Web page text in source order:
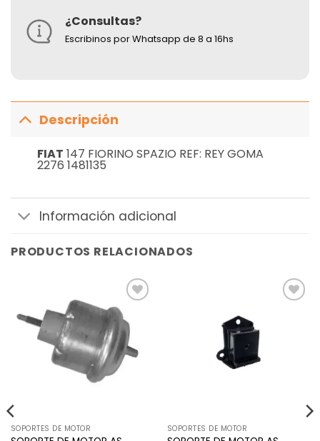
¿Consultas?
Escribinos por Whatsapp de 8 a 16hs
Descripción
FIAT 147 FIORINO SPAZIO REF: REY GOMA
2276 1481135
Información adicional
PRODUCTOS RELACIONADOS
Añadir
a la
lista de
deseos
SOPORTES DE MOTOR SOPORTES DE MOTOR